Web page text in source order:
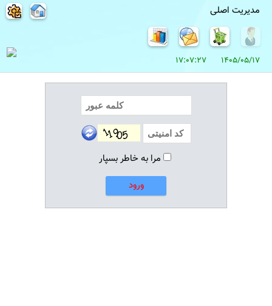
مدیریت اصلی
1405/05/17 17:07:27
مرا به خاطر بسپار